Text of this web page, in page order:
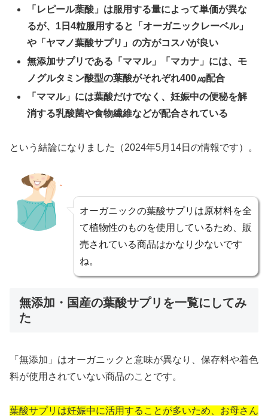
「レピール葉酸」は服用する量によって単価が異な
るが、1日4粒服用すると「オーガニックレーベル」
や「ヤマノ葉酸サプリ」の方がコスパが良い
無添加サプリである「ママル」「マカナ」には、モ
ノグルタミン酸型の葉酸がそれぞれ400㎍配合
「ママル」には葉酸だけでなく、妊娠中の便秘を解
消する乳酸菌や食物繊維などが配合されている
という結論になりました（2024年5月14日の情報です）。
オーガニックの葉酸サプリは原材料を全
て植物性のものを使用しているため、販
売されている商品はかなり少ないです
ね。
無添加・国産の葉酸サプリを一覧にしてみ
た
「無添加」はオーガニックと意味が異なり、保存料や着色
料が使用されていない商品のことです。
葉酸サプリは妊娠中に活用することが多いため、お母さん